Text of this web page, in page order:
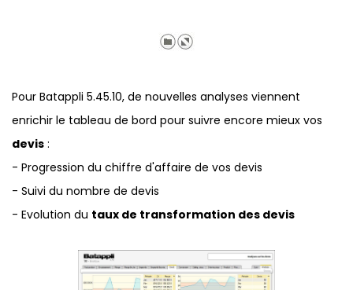
Pour Batappli 5.45.10, de nouvelles analyses viennent
enrichir le tableau de bord pour suivre encore mieux vos
devis :
- Progression du chiffre d'affaire de vos devis
- Suivi du nombre de devis
- Evolution du taux de transformation des devis